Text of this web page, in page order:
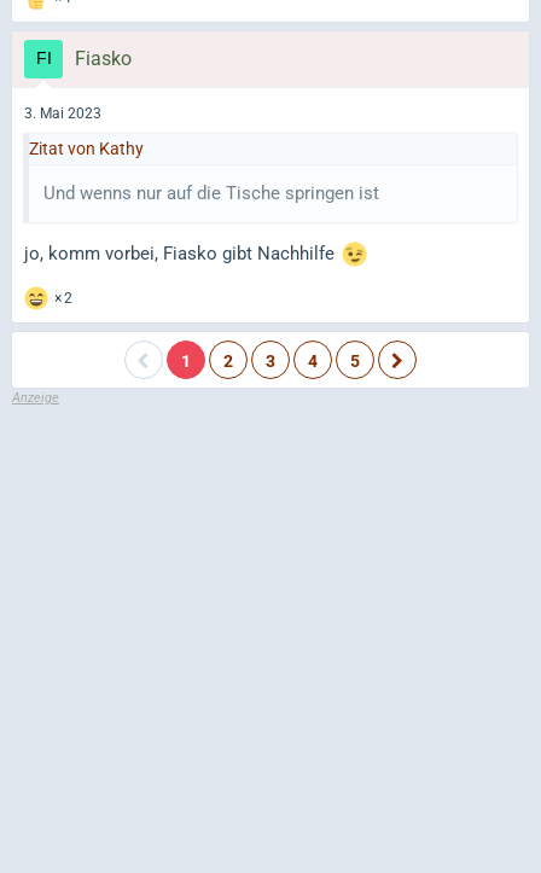
Fiasko
3. Mai 2023
Zitat von Kathy
Und wenns nur auf die Tische springen ist
jo, komm vorbei, Fiasko gibt Nachhilfe
2
1 2 3 4 5